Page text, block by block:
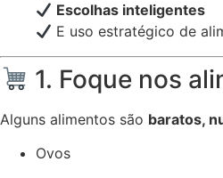
Escolhas inteligentes
E uso estratégico de
1. Foque nos
Alguns alimentos são baratos,
Ovos